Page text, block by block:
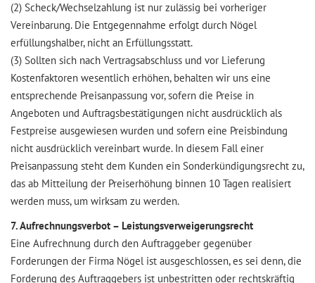
(2) Scheck/Wechselzahlung ist nur zulässig bei vorheriger
Vereinbarung. Die Entgegennahme erfolgt durch Nögel
erfüllungshalber, nicht an Erfüllungsstatt.
(3) Sollten sich nach Vertragsabschluss und vor Lieferung
Kostenfaktoren wesentlich erhöhen, behalten wir uns eine
entsprechende Preisanpassung vor, sofern die Preise in
Angeboten und Auftragsbestätigungen nicht ausdrücklich als
Festpreise ausgewiesen wurden und sofern eine Preisbindung
nicht ausdrücklich vereinbart wurde. In diesem Fall einer
Preisanpassung steht dem Kunden ein Sonderkündigungsrecht zu,
das ab Mitteilung der Preiserhöhung binnen 10 Tagen realisiert
werden muss, um wirksam zu werden.
7. Aufrechnungsverbot – Leistungsverweigerungsrecht
Eine Aufrechnung durch den Auftraggeber gegenüber
Forderungen der Firma Nögel ist ausgeschlossen, es sei denn, die
Forderung des Auftraggebers ist unbestritten oder rechtskräftig